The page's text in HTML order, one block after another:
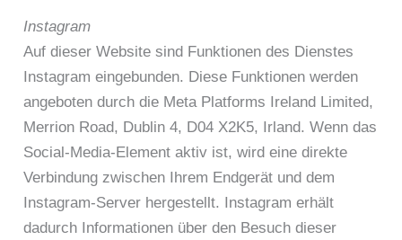
Instagram
Auf dieser Website sind Funktionen des Dienstes
Instagram eingebunden. Diese Funktionen werden
angeboten durch die Meta Platforms Ireland Limited,
Merrion Road, Dublin 4, D04 X2K5, Irland. Wenn das
Social-Media-Element aktiv ist, wird eine direkte
Verbindung zwischen Ihrem Endgerät und dem
Instagram-Server hergestellt. Instagram erhält
dadurch Informationen über den Besuch dieser